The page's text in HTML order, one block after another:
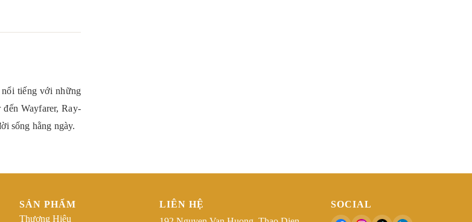
tiếng với những
Wayfarer, Ray-
sống hằng ngày.
SẢN PHẨM
Thương Hiệu
LIÊN HỆ
SOCIAL